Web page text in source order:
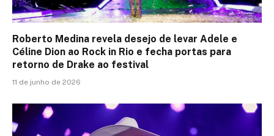
Roberto Medina revela desejo de levar Adele e
Céline Dion ao Rock in Rio e fecha portas para
retorno de Drake ao festival
11 de junho de 2026